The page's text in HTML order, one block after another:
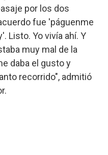
por los dos
fue 'páguenme
Listo. Yo vivía ahí. Y
muy mal de la
daba el gusto y
recorrido", admitió